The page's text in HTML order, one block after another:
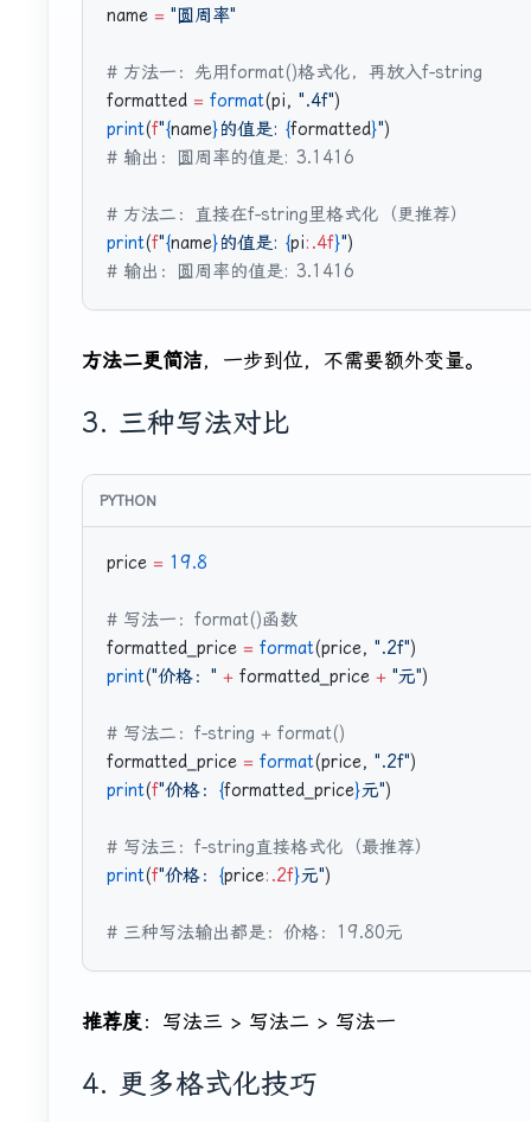
name = "圆周率"
# 方法一：先用format()格式化，再放入f-string
formatted = format(pi, ".4f")
print(f"{name}的值是: {formatted}")
# 输出：圆周率的值是: 3.1416
# 方法二：直接在f-string里格式化（更推荐）
print(f"{name}的值是: {pi:.4f}")
# 输出：圆周率的值是: 3.1416
方法二更简洁，一步到位，不需要额外变量。
3. 三种写法对比
price = 19.8
# 写法一：format()函数
formatted_price = format(price, ".2f")
print("价格：" + formatted_price + "元")
# 写法二：f-string + format()
formatted_price = format(price, ".2f")
print(f"价格： {formatted_price}元")
# 写法三：f-string直接格式化（最推荐）
print(f"价格： {price:.2f}元")
# 三种写法输出都是：价格：19.80元
推荐度 ：写法三 > 写法二 > 写法一
4. 更多格式化技巧